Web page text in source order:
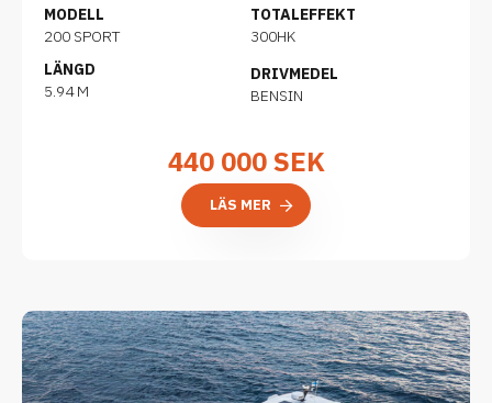
MODELL
200 SPORT
LÄNGD
5.94 M
TOTALEFFEKT
300HK
DRIVMEDEL
BENSIN
440 000SEK
LÄS MER